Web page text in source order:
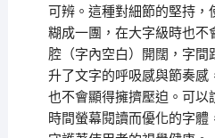
可辨。這種對細節的堅持，
糊成一團，在大字級時也不
腔（字內空白）開闊，字間
升了文字的呼吸感與節奏感
也不會顯得擁擠壓迫。可以
時間螢幕閱讀而優化的字